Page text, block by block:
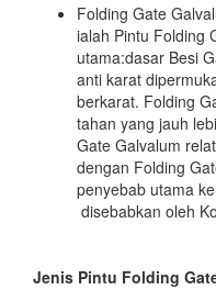
Folding Gate
ialah Pintu Folding
utama:dasar Besi
anti karat
berkarat. Folding
tahan yang jauh
Gate Galvalum
dengan Folding
penyebab utama
disebabkan oleh
Jenis Pintu Folding